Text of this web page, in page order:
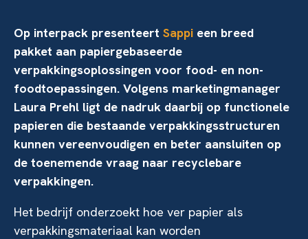
Op interpack presenteert Sappi een breed
pakket aan papiergebaseerde
verpakkingsoplossingen voor food- en non-
foodtoepassingen. Volgens marketingmanager
Laura Prehl ligt de nadruk daarbij op functionele
papieren die bestaande verpakkingsstructuren
kunnen vereenvoudigen en beter aansluiten op
de toenemende vraag naar recyclebare
verpakkingen.
Het bedrijf onderzoekt hoe ver papier als
verpakkingsmateriaal kan worden